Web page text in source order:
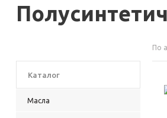
Каталог
Масла
По